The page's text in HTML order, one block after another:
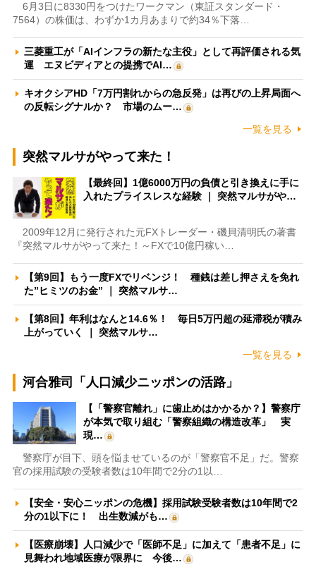
6月3日に8330円をつけたワークマン（東証スタンダード・
7564）の株価は、わずか1カ月あまりで約34％下落…
三菱重工が「AIインフラの新たな主役」として再評価される気
運 エヌビディアとの提携でAI…
キオクシアHD「7万円割れからの急反発」は再びの上昇局面へ
の反転シグナルか？ 市場のムー…
一覧を見る
突然マルサがやって来た！
【最終回】1億6000万円の負債と引き換えに手に
入れたプライスレスな経験 ｜ 突然マルサがや…
2009年12月に発行された元FXトレーダー・磯貝清明氏の著書
『突然マルサがやって来た！～FXで10億円稼い…
【第9回】もう一度FXでリベンジ！ 種銭は差し押さえを免れ
た”ヒミツのお金” ｜ 突然マルサ…
【第8回】年利はなんと14.6％！ 毎日5万円超の延滞税が積み
上がっていく ｜ 突然マルサ…
一覧を見る
河合雅司「人口減少ニッポンの活路」
【「警察官離れ」に歯止めはかかるか？】警察庁
が本気で取り組む「警察組織の構造改革」 実
現…
警察庁が目下、頭を悩ませているのが「警察官不足」だ。警察
官の採用試験の受験者数は10年間で2分の1以…
【安全・安心ニッポンの危機】採用試験受験者数は10年間で2
分の1以下に！ 出生数減がも…
【医療崩壊】人口減少で「医師不足」に加えて「患者不足」に
見舞われ地域医療が限界に 今後…